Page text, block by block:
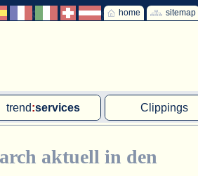
sitemap
home
trend:services
Gutachten
Clippings
MVA und MHKW
aktuell in den